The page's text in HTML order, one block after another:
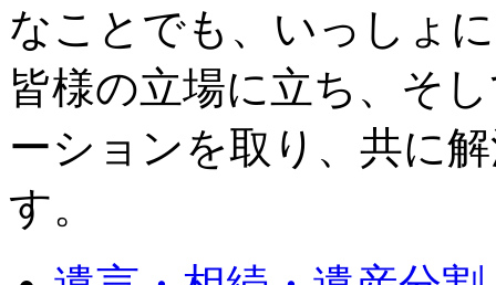
なことでも、いっしょ
皆様の立場に立ち、そ
ーションを取り、共に
す。